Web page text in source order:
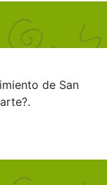
de San